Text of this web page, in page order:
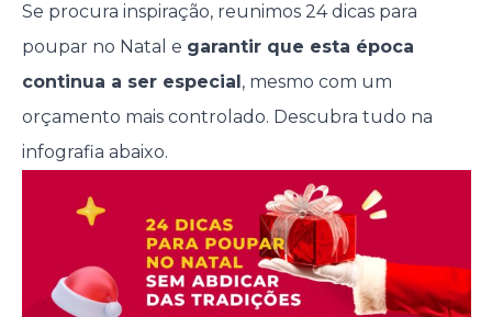
Se procura inspiração, reunimos 24 dicas para
poupar no Natal e garantir que esta época
continua a ser especial , mesmo com um
orçamento mais controlado. Descubra tudo na
infografia abaixo.